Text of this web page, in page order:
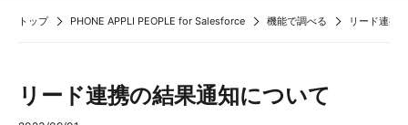
トップ PHONE APPLI PEOPLE for Salesforce 機能で調べる リード連携
リード連携の結果通知について